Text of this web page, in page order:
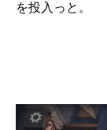
を投入っと。